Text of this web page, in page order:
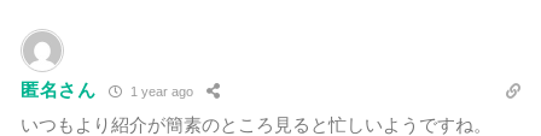
匿名さん 1 year ago
いつもより紹介が簡素のところ見ると忙しいようですね。